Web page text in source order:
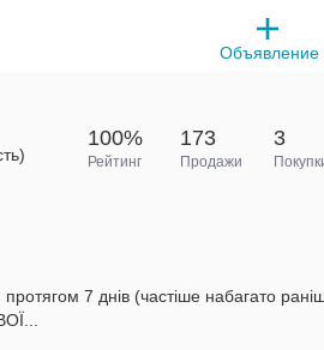
Объявление
100%
Рейтинг
173
Продажи
3
протягом 7 днів (частіше набагато